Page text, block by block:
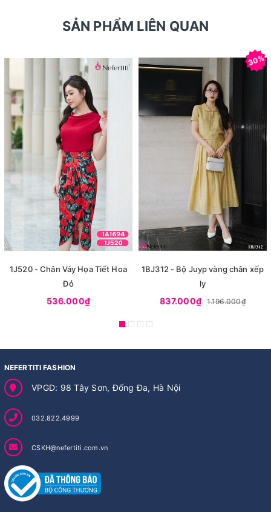
SẢN PHẨM LIÊN QUAN
1J520 - Chân Váy Họa Tiết Hoa
Đỏ
536.000₫
30%
1BJ312 - Bộ Juyp vàng chân xếp
ly
837.000₫ 1.196.000₫
NEFERTITI FASHION
VPGD: 98 Tây Sơn, Đống Đa, Hà Nội
032.822.4999
CSKH@nefertiti.com.vn